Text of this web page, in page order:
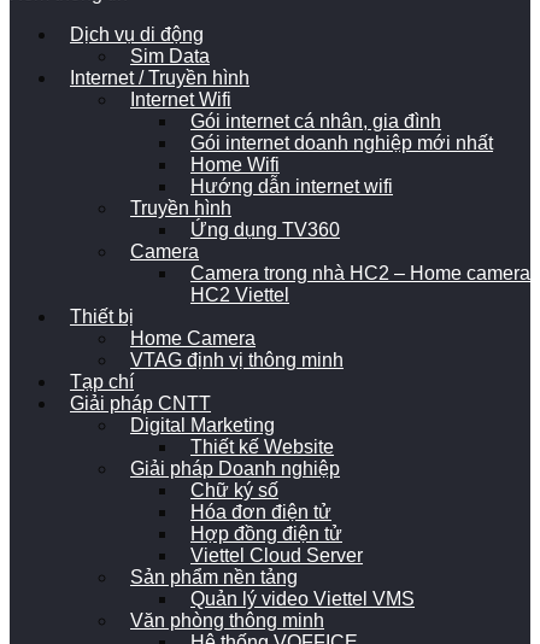
Dịch vụ di động
Sim Data
Internet / Truyền hình
Internet Wifi
Gói internet cá nhân, gia đình
Gói internet doanh nghiệp mới nhất
Home Wifi
Hướng dẫn internet wifi
Truyền hình
Ứng dụng TV360
Camera
Camera trong nhà HC2 – Home camera
HC2 Viettel
Thiết bị
Home Camera
VTAG định vị thông minh
Tạp chí
Giải pháp CNTT
Digital Marketing
Thiết kế Website
Giải pháp Doanh nghiệp
Chữ ký số
Hóa đơn điện tử
Hợp đồng điện tử
Viettel Cloud Server
Sản phẩm nền tảng
Quản lý video Viettel VMS
Văn phòng thông minh